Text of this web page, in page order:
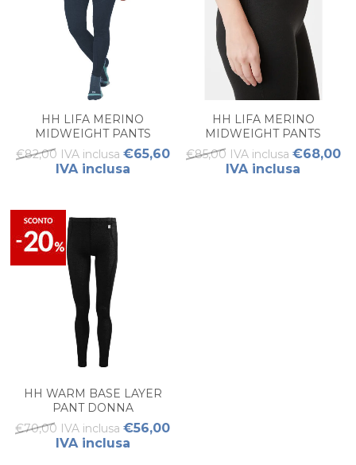
HH LIFA MERINO
MIDWEIGHT PANTS
DONNA BLUE
€82,00 IVA inclusa €65,60
IVA inclusa
HH LIFA MERINO
MIDWEIGHT PANTS
DONNA BLACK
€85,00 IVA inclusa €68,00
IVA inclusa
HH WARM BASE LAYER
PANT DONNA
€70,00 IVA inclusa €56,00
IVA inclusa